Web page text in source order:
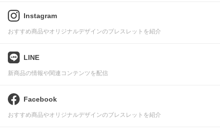
Instagram
おすすめ商品やオリジナルデザインのブレスレットを紹介
LINE
新商品の情報や関連コンテンツを配信
Facebook
おすすめ商品やオリジナルデザインのブレスレットを紹介